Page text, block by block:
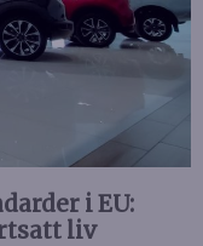
i EU:
liv